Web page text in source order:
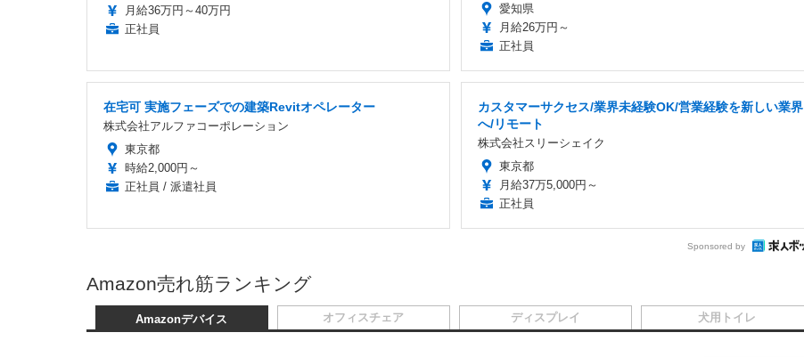
月給36万円～40万円
正社員
愛知県
月給26万円～
正社員
在宅可 実施フェーズでの建築Revitオペレーター
株式会社アルファコーポレーション
東京都
時給2,000円～
正社員 / 派遣社員
カスタマーサクセス/業界未経験OK/営業経験を新しい業界
へ/リモート
株式会社スリーシェイク
東京都
月給37万5,000円～
正社員
Sponsored by
Amazon売れ筋ランキング
Amazonデバイス オフィスチェア ディスプレイ 犬用トイレ